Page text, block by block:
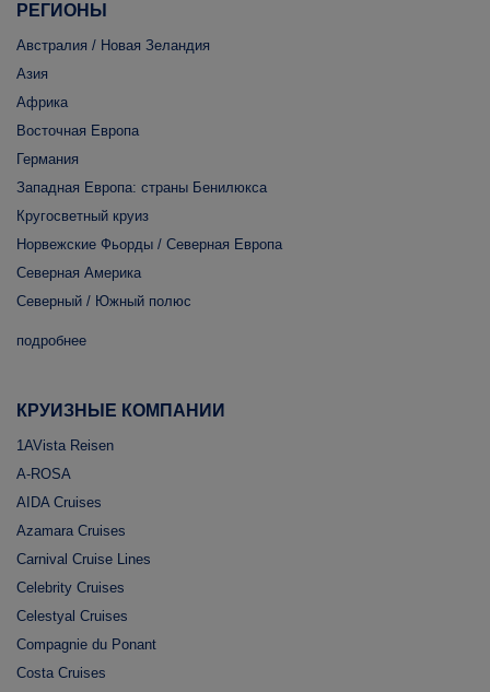
РЕГИОНЫ
Австралия / Новая Зеландия
Азия
Африка
Восточная Европа
Германия
Западная Европа: страны Бенилюкса
Кругосветный круиз
Норвежские Фьорды / Северная Европа
Северная Америка
Северный / Южный полюс
подробнее
КРУИЗНЫЕ КОМПАНИИ
1AVista Reisen
A-ROSA
AIDA Cruises
Azamara Cruises
Carnival Cruise Lines
Celebrity Cruises
Celestyal Cruises
Compagnie du Ponant
Costa Cruises